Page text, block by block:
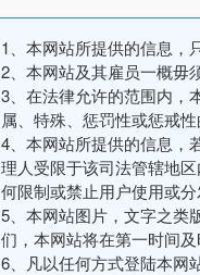
1、本网站所提供的信息，
2、本网站及其雇员一概毋
3、在法律允许的范围内，
属、特殊、惩罚性或惩戒
4、本网站所提供的信息，
理人受限于该司法管辖地
何限制或禁止用户使用或
5、本网站图片，文字之类
们，本网站将在第一时间及
6、凡以任何方式登陆本网